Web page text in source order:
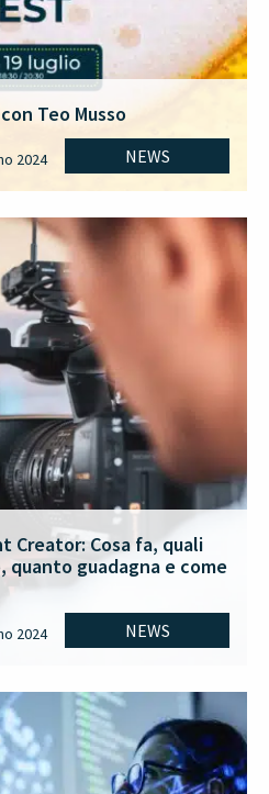
Teo Musso
NEWS
2024
Creator: Cosa fa, quali
guadagna e come
NEWS
2024